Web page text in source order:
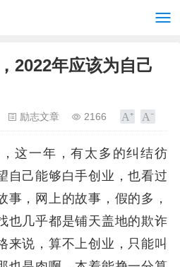
2022年应该为自己
励志文章 2166
这一年，有太多的纠结彷
自己能够白手创业，也看过
事，网上的故事，假的多，
也几乎都是铺天盖地的欺诈
来说，算不上创业，只能叫